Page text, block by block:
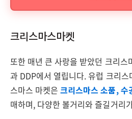
크리스마스마켓
또한 매년 큰 사랑을 받았던 크리스
과 DDP에서 열립니다. 유럽 크리
스마스 마켓은크리스마스 소품, 수
매하며, 다양한 볼거리와 즐길거리